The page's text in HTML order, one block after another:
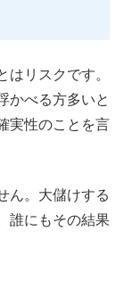
リスクです。
かべる方多いと
実性のことを言
ん。大儲けする
誰にもその結果